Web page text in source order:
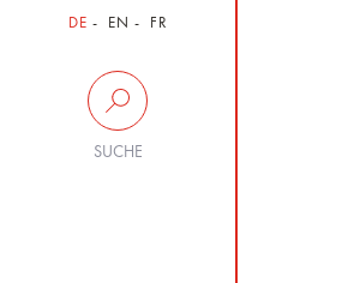
DE EN FR
SUCHE